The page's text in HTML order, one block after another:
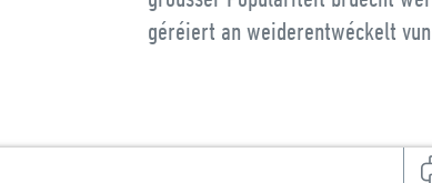
géréiert an weiderentwéckelt